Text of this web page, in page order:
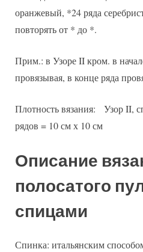
оранжевый, *24 ряда
повторять от * до *.
Прим.: в Узоре II кром. в
провязывая, в конце ряда
Плотность вязания: Узор II,
рядов = 10 см х 10 см
Описание
полосатого
спицами
Спинка: итальянским